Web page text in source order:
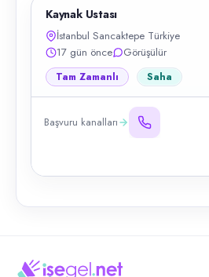
Kaynak Ustası
İstanbul Sancaktepe Türkiye
17 gün önce
Görüşülür
Tam Zamanlı Saha
Başvuru kanalları